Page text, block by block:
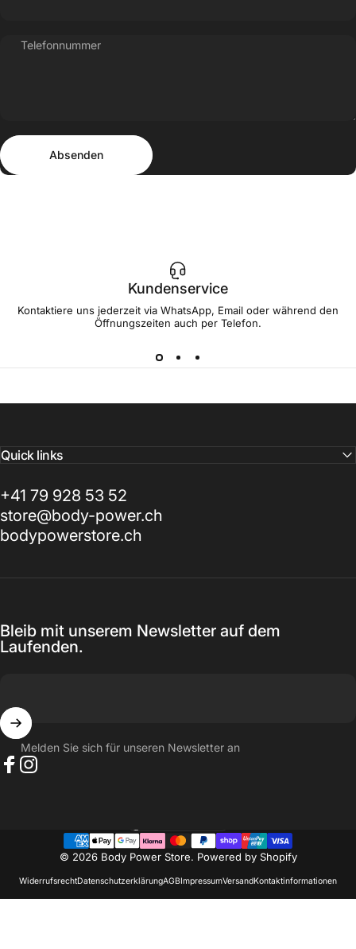
Telefonnummer
Absenden
Absenden
Kundenservice
Kontaktiere uns jederzeit via WhatsApp, Email oder während den
Öffnungszeiten auch per Telefon.
Quick links
+41 79 928 53 52
store@body-power.ch
bodypowerstore.ch
Bleib mit unserem Newsletter auf dem
Laufenden.
Melden Sie sich für unseren Newsletter an
© 2026 Body Power Store. Powered by Shopify
WiderrufsrechtDatenschutzerklärungAGBImpressumVersandKontaktinformationen
Land/Region